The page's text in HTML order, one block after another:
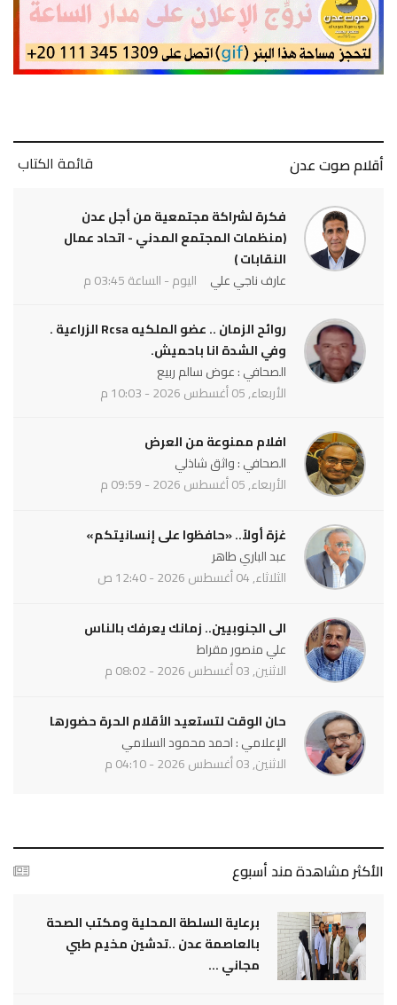
أقلام صوت عدن قائمة الكتاب
فكرة لشراكة مجتمعية من أجل عدن
(منظمات المجتمع المدني - اتحاد عمال
النقابات )
عارف ناجي علي
اليوم - الساعة 03:45 م
روائح الزمان .. عضو الملكيه Rcsa الزراعية .
وفي الشدة انا باحميش.
الصحافي : عوض سالم ربيع
الأربعاء, 05 أغسطس 2026 - 10:03 م
افلام ممنوعة من العرض
الصحافي : واثق شاذلي
الأربعاء, 05 أغسطس 2026 - 09:59 م
غزة أولاً.. «حافظوا على إنسانيتكم»
عبد الباري طاهر
الثلاثاء, 04 أغسطس 2026 - 12:40 ص
الى الجنوبيين.. زمانك يعرفك بالناس
علي منصور مقراط
الاثنين, 03 أغسطس 2026 - 08:02 م
حان الوقت لتستعيد الأقلام الحرة حضورها
الإعلامي : احمد محمود السلامي
الاثنين, 03 أغسطس 2026 - 04:10 م
الأكثر مشاهدة مند أسبوع
برعاية السلطة المحلية ومكتب الصحة
بالعاصمة عدن ..تدشين مخيم طبي
مجاني ...